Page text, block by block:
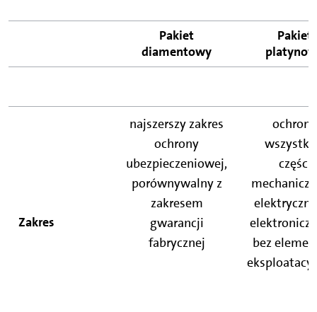
Pakiet
diamentowy
Pakiet
Zakres
najszerszy zakres
ochrony
ubezpieczeniowej,
porównywalny z
zakresem
gwarancji
fabrycznej
ochrona
części
bez